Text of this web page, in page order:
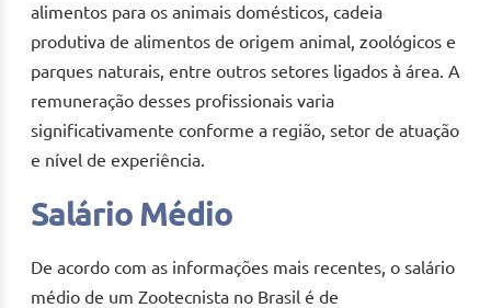
alimentos para os animais domésticos, cadeia
produtiva de alimentos de origem animal, zoológicos e
parques naturais, entre outros setores ligados à área. A
remuneração desses profissionais varia
significativamente conforme a região, setor de atuação
e nível de experiência.
Salário Médio
De acordo com as informações mais recentes, o salário
médio de um Zootecnista no Brasil é de